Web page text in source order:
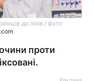
до ліків / фото
проти